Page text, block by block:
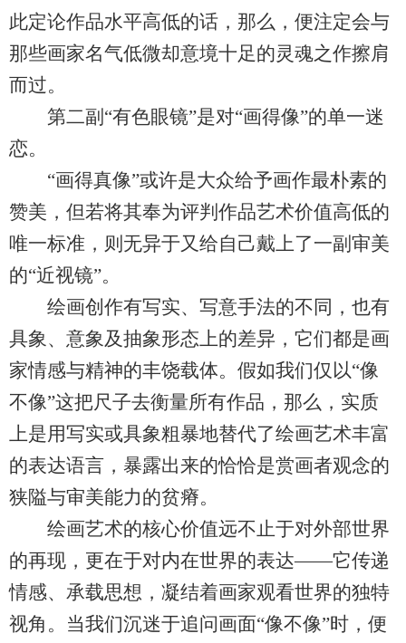
此定论作品水平高低的话，那么，便注定会与
那些画家名气低微却意境十足的灵魂之作擦肩
而过。
第二副“有色眼镜”是对“画得像”的单一迷
恋。
“画得真像”或许是大众给予画作最朴素的
赞美，但若将其奉为评判作品艺术价值高低的
唯一标准，则无异于又给自己戴上了一副审美
的“近视镜”。
绘画创作有写实、写意手法的不同，也有
具象、意象及抽象形态上的差异，它们都是画
家情感与精神的丰饶载体。假如我们仅以“像
不像”这把尺子去衡量所有作品，那么，实质
上是用写实或具象粗暴地替代了绘画艺术丰富
的表达语言，暴露出来的恰恰是赏画者观念的
狭隘与审美能力的贫瘠。
绘画艺术的核心价值远不止于对外部世界
的再现，更在于对内在世界的表达——它传递
情感、承载思想，凝结着画家观看世界的独特
视角。当我们沉迷于追问画面“像不像”时，便